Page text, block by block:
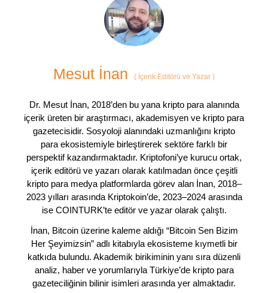
Mesut İnan ( İçerik Editörü ve Yazar )
Dr. Mesut İnan, 2018’den bu yana kripto para alanında
içerik üreten bir araştırmacı, akademisyen ve kripto para
gazetecisidir. Sosyoloji alanındaki uzmanlığını kripto
para ekosistemiyle birleştirerek sektöre farklı bir
perspektif kazandırmaktadır. Kriptofoni’ye kurucu ortak,
içerik editörü ve yazarı olarak katılmadan önce çeşitli
kripto para medya platformlarda görev alan İnan, 2018–
2023 yılları arasında Kriptokoin’de, 2023–2024 arasında
ise COINTURK’te editör ve yazar olarak çalıştı.
İnan, Bitcoin üzerine kaleme aldığı “Bitcoin Sen Bizim
Her Şeyimizsin” adlı kitabıyla ekosisteme kıymetli bir
katkıda bulundu. Akademik birikiminin yanı sıra düzenli
analiz, haber ve yorumlarıyla Türkiye’de kripto para
gazeteciliğinin bilinir isimleri arasında yer almaktadır.